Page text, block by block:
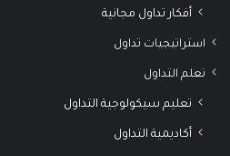
أفكار تداول مجانية
استراتيجيات تداول
تعلم التداول
تعليم سيكولوجية التداول
أكاديمية التداول